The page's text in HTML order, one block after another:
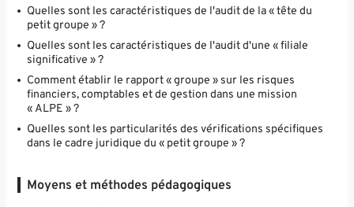
Quelles sont les caractéristiques de l'audit de la « tête du
petit groupe » ?
Quelles sont les caractéristiques de l'audit d'une « filiale
significative » ?
Comment établir le rapport « groupe » sur les risques
financiers, comptables et de gestion dans une mission
« ALPE » ?
Quelles sont les particularités des vérifications spécifiques
dans le cadre juridique du « petit groupe » ?
Moyens et méthodes pédagogiques